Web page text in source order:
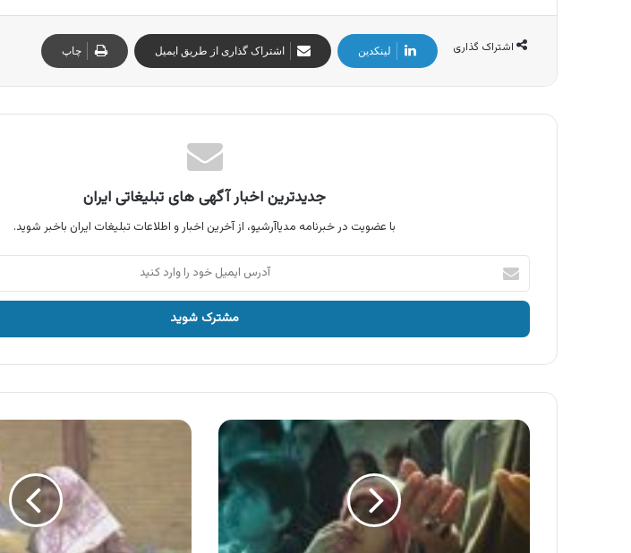
اشتراک گذاری لینکدین اشتراک گذاری از طریق ایمیل چاپ
جدیدترین اخبار آگهی های تبلیغاتی ایران
با عضویت در خبرنامه مدیاآرشیو، از آخرین اخبار و اطلاعات تبلیغات ایران باخبر شوید.
آدرس
ایمیل
خود
وارد
آگهی
همراه
اول
،
تبریک
عید
بانک